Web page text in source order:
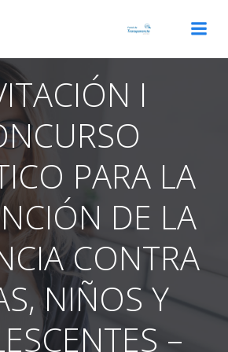
I
PARA LA
DE LA
CONTRA
NIÑOS Y
–